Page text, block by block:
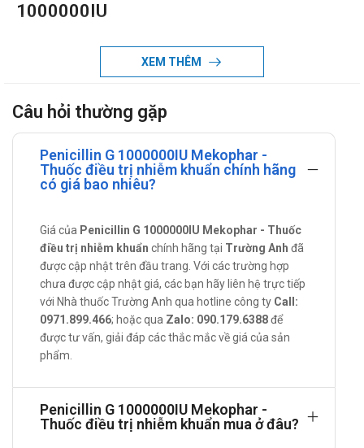
1000000IU
Một số thông tin về thành phần của
Benzylpenicillin (penicillin G) là kháng sinh nhóm β-lactam.
bào vi khuẩn.
Phổ kháng khuẩn:
Streptococcus nhóm B, Clostridium spp.,
Corynebacterium diphtheriae, Streptococcus pyogenes
(nhóm A), Streptococcus viridans, S. bovis,
Staphylococcus aureus (sự nhạy cảm của
Staphylococcus aureus với penicillin hiện nay đang bị
giảm).
pallidum, Treponema spp., Leptospira.
XEM THÊM
Câu hỏi thường gặp
Penicillin G 1000000IU Mekophar -
Thuốc điều trị nhiễm khuẩn chính hãng
có giá bao nhiêu?
Giá của Penicillin G 1000000IU Mekophar - Thuốc
điều trị nhiễm khuẩn chính hãng tại Trường Anh đã
được cập nhật trên đầu trang. Với các trường hợp
chưa được cập nhật giá, các bạn hãy liên hệ trực tiếp
với Nhà thuốc Trường Anh qua hotline công ty Call:
0971.899.466; hoặc qua Zalo: 090.179.6388để
được tư vấn, giải đáp các thắc mắc về giá của sản
phẩm.
Penicillin G 1000000IU Mekophar -
Thuốc điều trị nhiễm khuẩn mua ở đâu?